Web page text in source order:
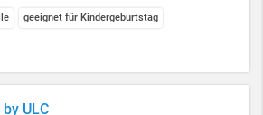
geeignet für Kindergeburtstag
ULC